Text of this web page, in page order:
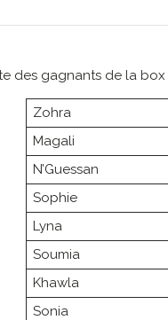
des gagnants de la
Zohra
Magali
N’Guessan
Sophie
Lyna
Soumia
Khawla
Sonia